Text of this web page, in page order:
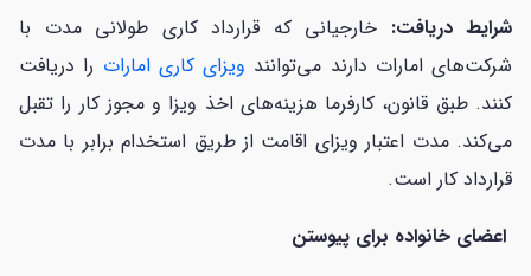
شرایط دریافت: خارجیانی که قرارداد کاری طولانی مدت با
شرکت‌های امارات دارند می‌توانند ویزای کاری امارات را دریافت
کنند. طبق قانون، کارفرما هزینه‌های اخذ ویزا و مجوز کار را تقبل
می‌کند. مدت اعتبار ویزای اقامت از طریق استخدام برابر با مدت
قرارداد کار است.
اعضای خانواده برای پیوستن